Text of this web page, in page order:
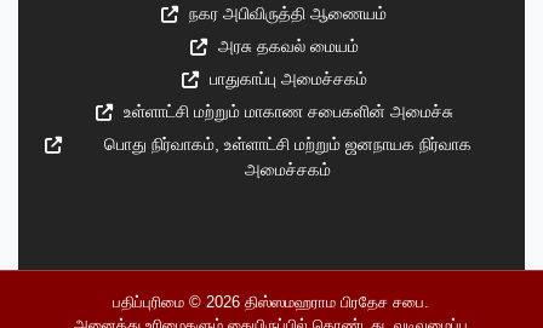
நகர அபிவிருத்தி ஆணையம்
அரசு தகவல் மையம்
பாதுகாப்பு அமைச்சகம்
உள்ளாட்சி மற்றும் மாகாண சபைகளின் அமைச்சு
பொது நிர்வாகம், உள்ளாட்சி மற்றும் ஜனநாயக நிர்வாக
அமைச்சகம்
பதிப்புரிமை © 2026திஸ்ஸமஹராம பிரதேச சபை.